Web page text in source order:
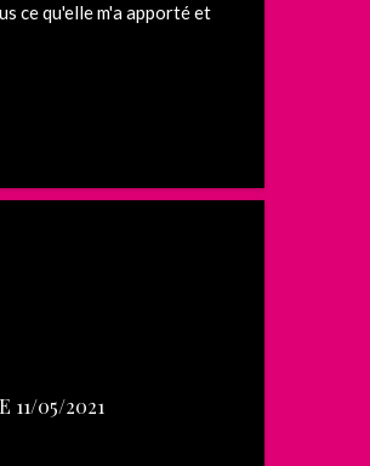
ce qu'elle m'a apporté et
11/05/2021